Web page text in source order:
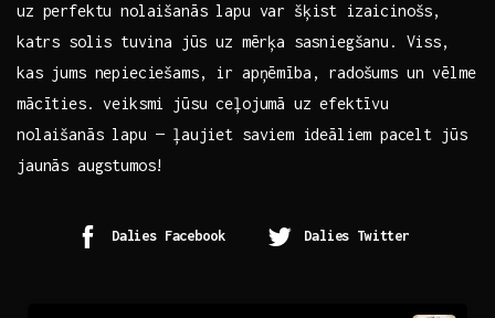
uz perfektu nolaišanās‌ lapu var šķist izaicinošs,
⁤katrs solis tuvina ‍jūs uz‍ mērķa sasniegšanu. Viss,‍
kas‍ jums‌ nepieciešams, ir‍ apņēmība, radošums un ⁣vēlme
mācīties. veiksmi jūsu ceļojumā ⁢uz efektīvu
nolaišanās ‍lapu — ļaujiet saviem ⁣ideāliem⁣ pacelt jūs‍
jaunās augstumos!
Dalies Facebook Dalies Twitter